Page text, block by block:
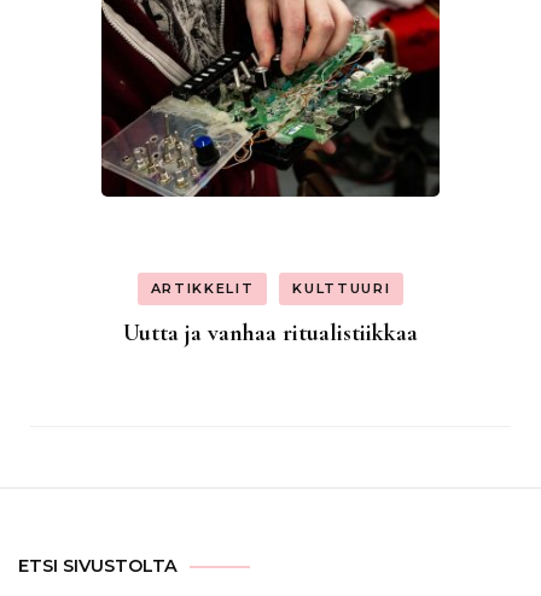
ARTIKKELIT KULTTUURI
Uutta ja vanhaa ritualistiikkaa
ETSI SIVUSTOLTA